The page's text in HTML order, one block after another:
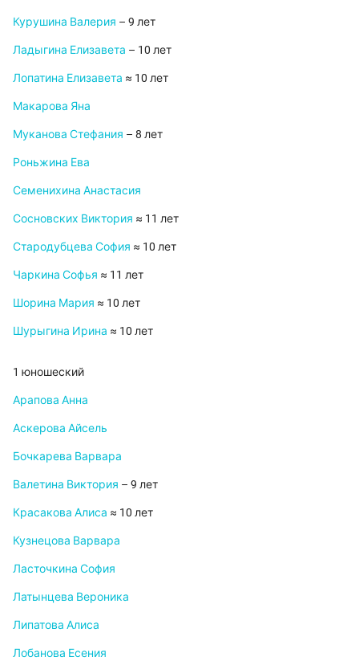
Курушина Валерия – 9 лет
Ладыгина Елизавета – 10 лет
Лопатина Елизавета ≈ 10 лет
Макарова Яна
Муканова Стефания – 8 лет
Роньжина Ева
Семенихина Анастасия
Сосновских Виктория ≈ 11 лет
Стародубцева София ≈ 10 лет
Чаркина Софья ≈ 11 лет
Шорина Мария ≈ 10 лет
Шурыгина Ирина ≈ 10 лет
1 юношеский
Арапова Анна
Аскерова Айсель
Бочкарева Варвара
Валетина Виктория – 9 лет
Красакова Алиса ≈ 10 лет
Кузнецова Варвара
Ласточкина София
Латынцева Вероника
Липатова Алиса
Лобанова Есения